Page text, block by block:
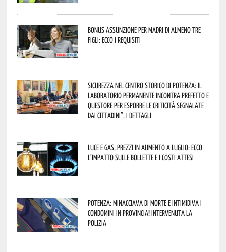
Bonus assunzione per madri di almeno tre
figli: ecco i requisiti
Sicurezza nel Centro Storico di Potenza: il
Laboratorio Permanente incontra Prefetto e
Questore per esporre le criticità segnalate
dai cittadini”. I dettagli
Luce e gas, prezzi in aumento a luglio: ecco
l’impatto sulle bollette e i costi attesi
Potenza: minacciava di morte e intimidiva i
condomini in provincia! Intervenuta la
Polizia